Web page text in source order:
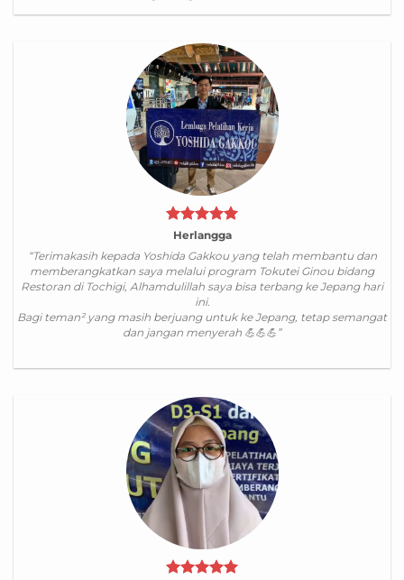
Herlangga
“Terimakasih kepada Yoshida Gakkou yang telah membantu dan
memberangkatkan saya melalui program Tokutei Ginou bidang
Restoran di Tochigi, Alhamdulillah saya bisa terbang ke Jepang hari
ini.
Bagi teman² yang masih berjuang untuk ke Jepang, tetap semangat
dan jangan menyerah 💪💪💪”